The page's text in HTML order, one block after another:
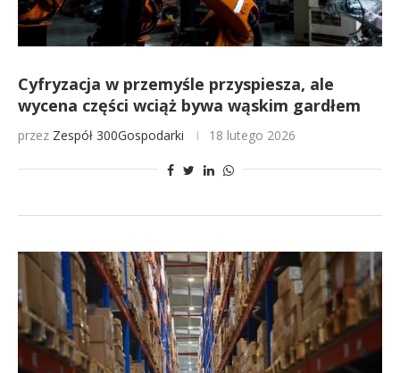
Cyfryzacja w przemyśle przyspiesza, ale
wycena części wciąż bywa wąskim gardłem
przez Zespół 300Gospodarki 18 lutego 2026